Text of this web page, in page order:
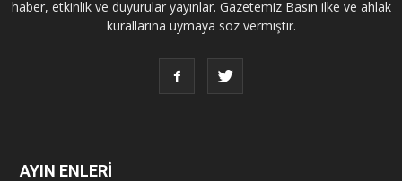
haber, etkinlik ve duyurular yayınlar. Gazetemiz Basın ilke ve ahlak
kurallarına uymaya söz vermiştir.
AYIN ENLERİ